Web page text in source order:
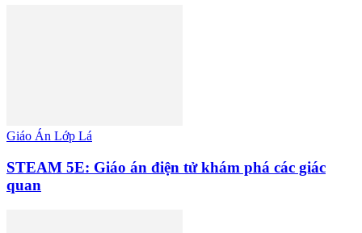
Giáo Án Lớp Lá
STEAM 5E: Giáo án điện tử khám phá các giác
quan